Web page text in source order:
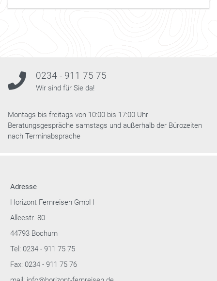
0234 - 911 75 75
Wir sind für Sie da!
Montags bis freitags von 10:00 bis 17:00 Uhr
Beratungsgespräche samstags und außerhalb der Bürozeiten
nach Terminabsprache
Adresse
Horizont Fernreisen GmbH
Alleestr. 80
44793 Bochum
Tel: 0234 - 911 75 75
Fax: 0234 - 911 75 76